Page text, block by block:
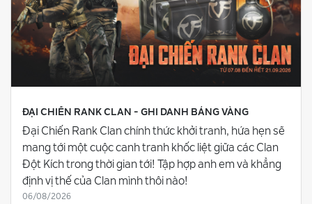
ĐẠI CHIẾN RANK CLAN - GHI DANH BẢNG VÀNG
Đại Chiến Rank Clan chính thức khởi tranh, hứa hẹn sẽ
mang tới một cuộc canh tranh khốc liệt giữa các Clan
Đột Kích trong thời gian tới! Tập hợp anh em và khẳng
định vị thế của Clan mình thôi nào!
06/08/2026